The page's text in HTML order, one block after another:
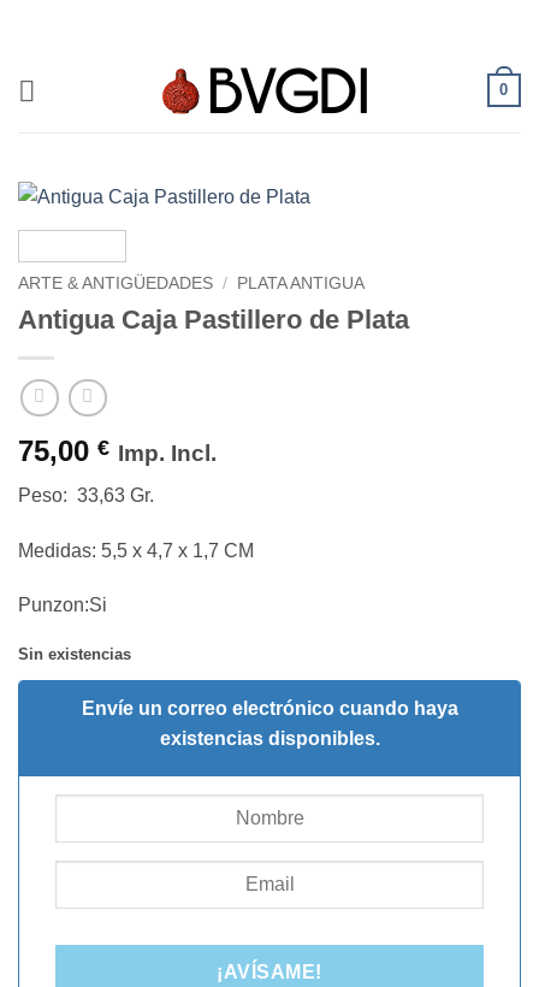
0
ARTE & ANTIGÜEDADES / PLATA ANTIGUA
Antigua Caja Pastillero de Plata
75,00 € Imp. Incl.
Peso: 33,63 Gr.
Medidas: 5,5 x 4,7 x 1,7 CM
Punzon:Si
Sin existencias
Envíe un correo electrónico cuando haya
existencias disponibles.
¡AVÍSAME!